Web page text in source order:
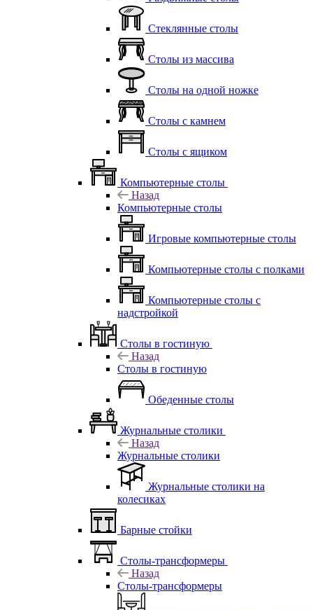
Стеклянные столы
Столы из массива
Столы на одной ножке
Столы с камнем
Столы с ящиком
Компьютерные столы
Назад
Компьютерные столы
Игровые компьютерные столы
Компьютерные столы с полками
Компьютерные столы с
надстройкой
Столы в гостиную
Назад
Столы в гостиную
Обеденные столы
Журнальные столики
Назад
Журнальные столики
Журнальные столики на
колесиках
Барные стойки
Столы-трансформеры
Назад
Столы-трансформеры